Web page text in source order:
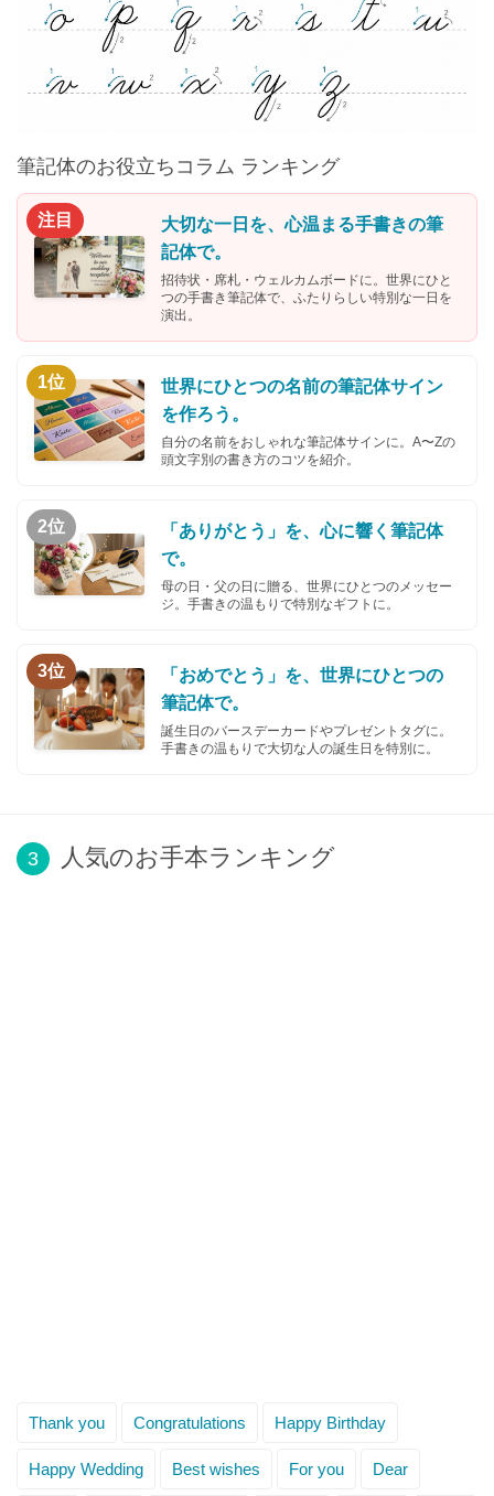
筆記体のお役立ちコラム ランキング
注目
大切な一日を、心温まる手書きの筆
記体で。
招待状・席札・ウェルカムボードに。世界にひと
つの手書き筆記体で、ふたりらしい特別な一日を
演出。
1位
世界にひとつの名前の筆記体サイン
を作ろう。
自分の名前をおしゃれな筆記体サインに。A〜Zの
頭文字別の書き方のコツを紹介。
2位
「ありがとう」を、心に響く筆記体
で。
母の日・父の日に贈る、世界にひとつのメッセー
ジ。手書きの温もりで特別なギフトに。
3位
「おめでとう」を、世界にひとつの
筆記体で。
誕生日のバースデーカードやプレゼントタグに。
手書きの温もりで大切な人の誕生日を特別に。
3 人気のお手本ランキング
Thank you Congratulations Happy Birthday
Happy Wedding Best wishes For you Dear